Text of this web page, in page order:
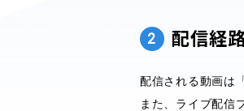
2 配信経
配信される動画は
また、ライブ配信